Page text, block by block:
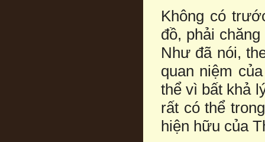
Không có
đồ, phải
Như đã nói,
quan niệm
thể vì bất khả
rất có thể
hiện hữu của